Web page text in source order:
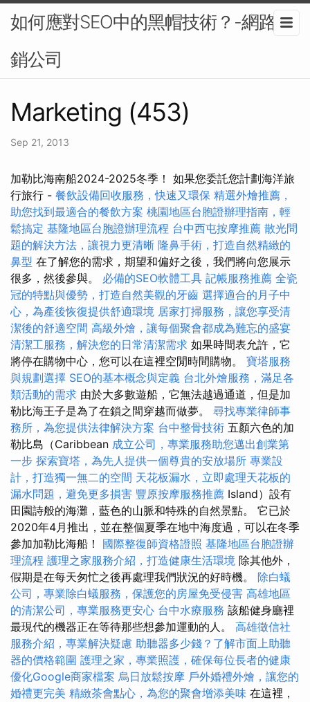
如何應對SEO中的黑帽技術？-網路行
銷公司
Marketing (453)
Sep 21, 2013
加勒比海南船2024-2025冬季！ 如果您委託您計劃海洋旅
行旅行 - 餐飲設備回收服務，快速又環保 精選外燴推薦，
助您找到最適合的餐飲方案 桃園地區台胞證辦理指南，輕
鬆搞定 基隆地區台胞證辦理流程 台中西屯按摩推薦 散光問
題的解決方法，讓視力更清晰 隆鼻手術，打造自然精緻的
鼻型 在了解您的需求，期望和偏好之後，我們將向您展示
很多，然後參與。 必備的SEO軟體工具 記帳服務推薦 全瓷
冠的特點與優勢，打造自然美觀的牙齒 選擇適合的月子中
心，為產後恢復提供舒適環境 居家打掃服務，讓您享受清
潔後的舒適空間 高級外燴，讓每個聚會都成為難忘的盛宴
清潔工服務，解決您的日常清潔需求 如果時間表允許，它
將停在購物中心，您可以在這裡空閒時間購物。 寶塔服務
與規劃選擇 SEO的基本概念與定義 台北外燴服務，滿足各
類活動的需求 由於大多數遊船，它無法越過通道，但是加
勒比海王子是為了在鎖之間穿越而做夢。 尋找專業律師事
務所，為您提供法律解決方案 台中整骨技術 五顏六色的加
勒比島（Caribbean 成立公司，專業服務助您邁出創業第
一步 探索寶塔，為先人提供一個尊貴的安放場所 專業設
計，打造獨一無二的空間 天花板漏水，立即處理天花板的
漏水問題，避免更多損害 豐原按摩服務推薦 Island）設有
田園詩般的海灘，藍色的山脈和特殊的自然景點。 它已於
2020年4月推出，並在整個夏季在地中海度過，可以在冬季
參加加勒比海船！ 國際整復師資格證照 基隆地區台胞證辦
理流程 護理之家服務介紹，打造健康生活環境 除其他外，
假期是在每天匆忙之後再處理我們狀況的好時機。 除白蟻
公司，專業除白蟻服務，保護您的房屋免受侵害 高雄地區
的清潔公司，專業服務更安心 台中水療服務 該船健身廳裡
最現代的機器正在等待那些想參加運動的人。 高雄徵信社
服務介紹，專業解決疑慮 助聽器多少錢？了解市面上助聽
器的價格範圍 護理之家，專業照護，確保每位長者的健康
優化Google商家檔案 烏日放鬆按摩 戶外婚禮外燴，讓您的
婚禮更完美 精緻茶會點心，為您的聚會增添美味 在這裡，